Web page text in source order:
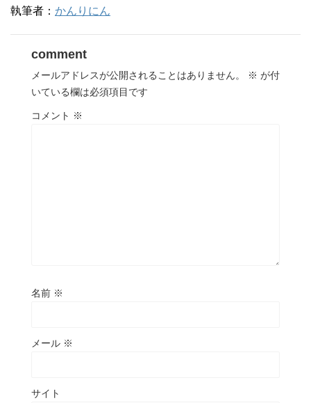
執筆者： かんりにん
comment
メールアドレスが公開されることはありません。 ※ が付
いている欄は必須項目です
コメント ※
名前 ※
メール ※
サイト